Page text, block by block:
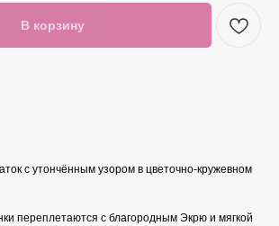
В корзину
с утончённым узором в цветочно-кружевном
переплетаются с благородным Экрю и мягкой